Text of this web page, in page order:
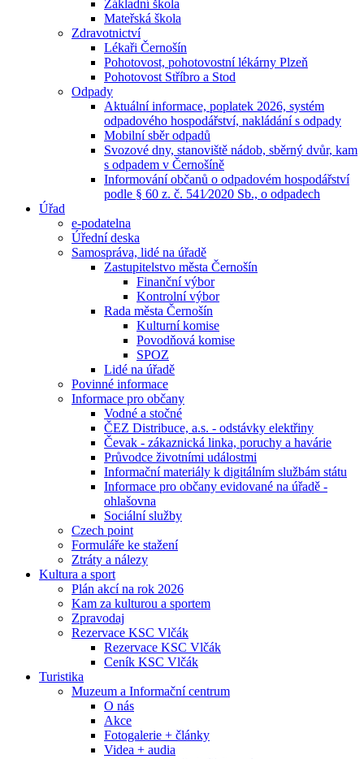
Základní škola
Mateřská škola
Zdravotnictví
Lékaři Černošín
Pohotovost, pohotovostní lékárny Plzeň
Pohotovost Stříbro a Stod
Odpady
Aktuální informace, poplatek 2026, systém
odpadového hospodářství, nakládání s odpady
Mobilní sběr odpadů
Svozové dny, stanoviště nádob, sběrný dvůr, kam
s odpadem v Černošíně
Informování občanů o odpadovém hospodářství
podle § 60 z. č. 541⁄2020 Sb., o odpadech
Úřad
e-podatelna
Úřední deska
Samospráva, lidé na úřadě
Zastupitelstvo města Černošín
Finanční výbor
Kontrolní výbor
Rada města Černošín
Kulturní komise
Povodňová komise
SPOZ
Lidé na úřadě
Povinné informace
Informace pro občany
Vodné a stočné
ČEZ Distribuce, a.s. - odstávky elektřiny
Čevak - zákaznická linka, poruchy a havárie
Průvodce životními událostmi
Informační materiály k digitálním službám státu
Informace pro občany evidované na úřadě -
ohlašovna
Sociální služby
Czech point
Formuláře ke stažení
Ztráty a nálezy
Kultura a sport
Plán akcí na rok 2026
Kam za kulturou a sportem
Zpravodaj
Rezervace KSC Vlčák
Rezervace KSC Vlčák
Ceník KSC Vlčák
Turistika
Muzeum a Informační centrum
O nás
Akce
Fotogalerie + články
Videa + audia